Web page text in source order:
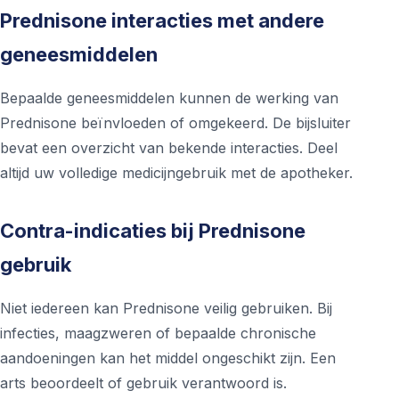
Prednisone interacties met andere
geneesmiddelen
Bepaalde geneesmiddelen kunnen de werking van
Prednisone beïnvloeden of omgekeerd. De bijsluiter
bevat een overzicht van bekende interacties. Deel
altijd uw volledige medicijngebruik met de apotheker.
Contra-indicaties bij Prednisone
gebruik
Niet iedereen kan Prednisone veilig gebruiken. Bij
infecties, maagzweren of bepaalde chronische
aandoeningen kan het middel ongeschikt zijn. Een
arts beoordeelt of gebruik verantwoord is.